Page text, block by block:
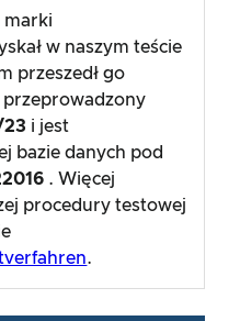
marki
w naszym teście
przeszedł go
przeprowadzony
i jest
bazie danych pod
. Więcej
procedury testowej
.